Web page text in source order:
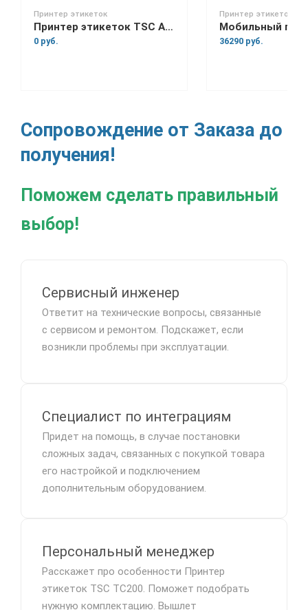
Принтер этикеток
Принтер этикеток TSC Alpha-2R
0 руб.
Принтер этикеток
36290 руб.
Сопровождение от Заказа до
получения!
Поможем сделать правильный
выбор!
Сервисный инженер
Ответит на технические вопросы, связанные
с сервисом и ремонтом. Подскажет, если
возникли проблемы при эксплуатации.
Специалист по интеграциям
Придет на помощь, в случае постановки
сложных задач, связанных с покупкой товара
его настройкой и подключением
дополнительным оборудованием.
Персональный менеджер
Расскажет про особенности Принтер
этикеток TSC TC200. Поможет подобрать
нужную комплектацию. Вышлет